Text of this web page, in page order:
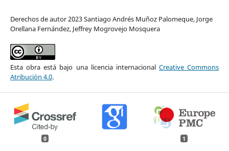
Derechos de autor 2023 Santiago Andrés Muñoz Palomeque, Jorge
Orellana Fernández, Jeffrey Mogrovejo Mosquera
Esta obra está bajo una licencia internacional Creative Commons
Atribución 4.0.
0 1